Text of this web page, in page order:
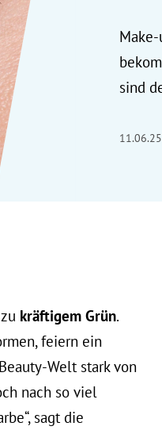
sind
11.06.25
kräftigem Grün.
feiern ein
Welt stark von
nach so viel
sagt die